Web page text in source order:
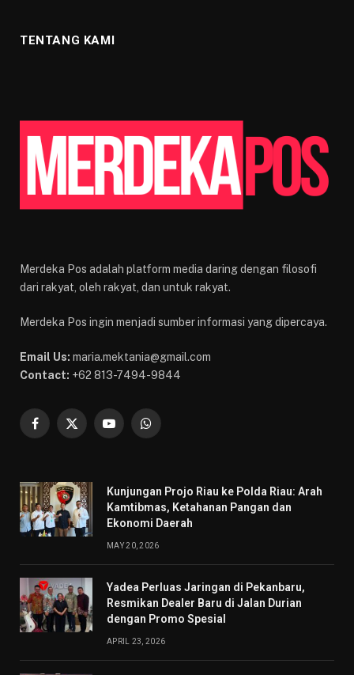
TENTANG KAMI
Merdeka Pos adalah platform media daring dengan filosofi
dari rakyat, oleh rakyat, dan untuk rakyat.
Merdeka Pos ingin menjadi sumber informasi yang dipercaya.
Email Us: maria.mektania@gmail.com
Contact: +62 813-7494-9844
Facebook
X
YouTubeWhatsApp
Kunjungan Projo Riau ke Polda Riau: Arah
Kamtibmas, Ketahanan Pangan dan
Ekonomi Daerah
MAY 20, 2026
Yadea Perluas Jaringan di Pekanbaru,
Resmikan Dealer Baru di Jalan Durian
dengan Promo Spesial
APRIL 23, 2026